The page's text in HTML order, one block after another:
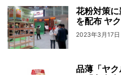
花粉対策
を配布 ヤ
2023年3月17日
品薄「ヤ